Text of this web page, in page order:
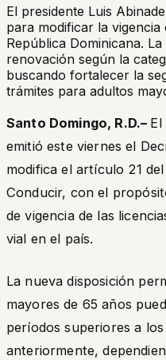
El presidente Luis
para modificar la
República Dominicana.
renovación según la
buscando fortalecer la
trámites para adultos
Santo Domingo, R.D.– El
emitió este viernes el
modifica el artículo 21
Conducir, con el
de vigencia de las
vial en el país.
La nueva disposición
mayores de 65 años
períodos superiores a
anteriormente,